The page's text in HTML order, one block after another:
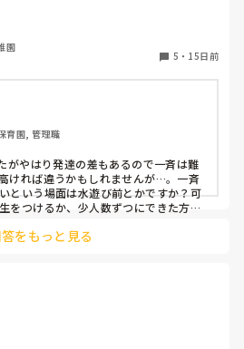
園
5 ・ 15日前
育園, 管理職
がやはり発達の差もあるので一斉は難
ければ違うかもしれませんが…。一斉
という場面は水遊び前とかですか？可
をつけるか、少人数ずつにできた方が
すね、、、
をもっと見る